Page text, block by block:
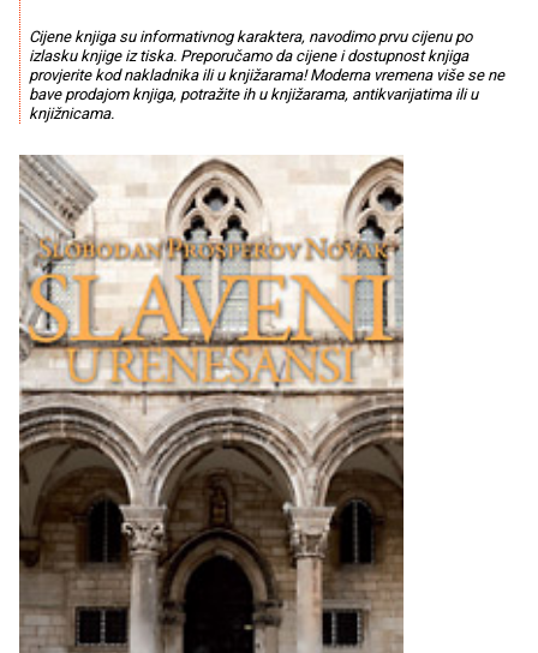
Cijene knjiga su informativnog karaktera, navodimo prvu cijenu po
izlasku knjige iz tiska. Preporučamo da cijene i dostupnost knjiga
provjerite kod nakladnika ili u knjižarama! Moderna vremena više se ne
bave prodajom knjiga, potražite ih u knjižarama, antikvarijatima ili u
knjižnicama.